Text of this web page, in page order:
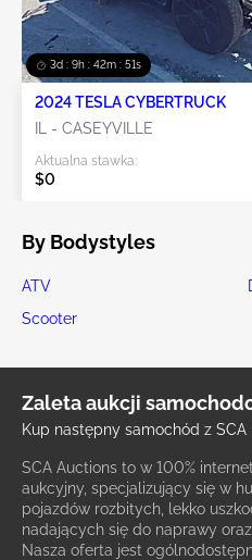
3d : 9h : 42m : 49s
2024 TESLA CYBERTRUCK
IL - CASEYVILLE
Aktualna stawka:
$0
By Bodystyles
ATV
Scooter
Zaleta aukcji
Kup następny samochód z SCA
SCA Auctions to w 100%
aukcyjny, specjalizujący się w
pojazdów rozbitych, lekko
nadających się do naprawy
Nasza oferta jest